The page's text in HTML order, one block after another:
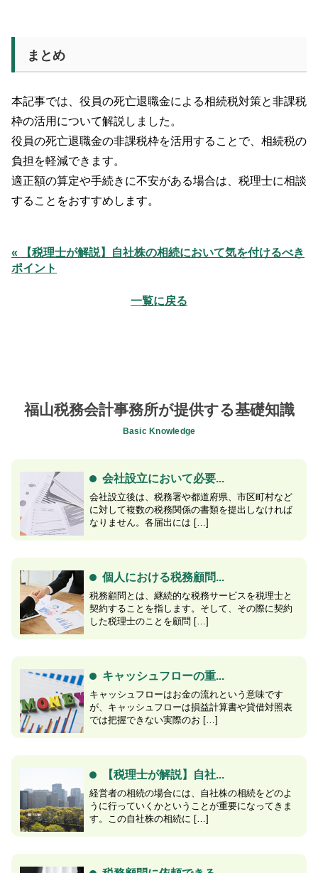
まとめ
本記事では、役員の死亡退職金による相続税対策と非課税
枠の活用について解説しました。
役員の死亡退職金の非課税枠を活用することで、相続税の
負担を軽減できます。
適正額の算定や手続きに不安がある場合は、税理士に相談
することをおすすめします。
« 【税理士が解説】自社株の相続において気を付けるべき
ポイント
一覧に戻る
福山税務会計事務所が提供する基礎知識
Basic Knowledge
会社設立において必要...
会社設立後は、税務署や都道府県、市区町村など
に対して複数の税務関係の書類を提出しなければ
なりません。各届出には […]
個人における税務顧問...
税務顧問とは、継続的な税務サービスを税理士と
契約することを指します。そして、その際に契約
した税理士のことを顧問 […]
キャッシュフローの重...
キャッシュフローはお金の流れという意味です
が、キャッシュフローは損益計算書や貸借対照表
では把握できない実際のお […]
【税理士が解説】自社...
経営者の相続の場合には、自社株の相続をどのよ
うに行っていくかということが重要になってきま
す。この自社株の相続に […]